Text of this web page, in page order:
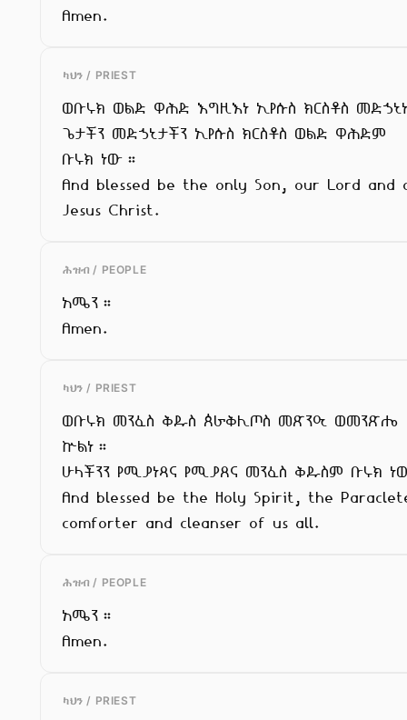
Amen.
ካህን / PRIEST
ወቡሩክ ወልድ ዋሕድ እግዚእነ ኢየሱስ ክርስቶስ
ጌታችን መድኃኒታችን ኢየሱስ ክርስቶስ ወልድ ዋሕድም
ቡሩክ ነው።
And blessed be the only Son, our Lord and
Jesus Christ.
ሕዝብ / PEOPLE
አሜን።
Amen.
ካህን / PRIEST
ወቡሩክ መንፈስ ቅዱስ ጰራቅሊጦስ መጽንዒ ወመንጽሔ
ኵልነ።
ሁላችንን የሚያነጻና የሚያጸና መንፈስ ቅዱስም ቡሩክ
And blessed be the Holy Spirit, the
comforter and cleanser of us all.
ሕዝብ / PEOPLE
አሜን።
Amen.
ካህን / PRIEST